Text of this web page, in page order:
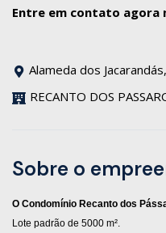
Entre em contato agora
Alameda dos
RECANTO DOS
Sobre o
O Condomínio Recanto dos
Lote padrão de 5000 m².